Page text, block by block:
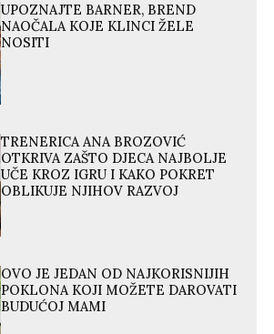
UPOZNAJTE BARNER, BREND
NAOČALA KOJE KLINCI ŽELE
NOSITI
TRENERICA ANA BROZOVIĆ
OTKRIVA ZAŠTO DJECA NAJBOLJE
UČE KROZ IGRU I KAKO POKRET
OBLIKUJE NJIHOV RAZVOJ
OVO JE JEDAN OD NAJKORISNIJIH
POKLONA KOJI MOŽETE DAROVATI
BUDUĆOJ MAMI